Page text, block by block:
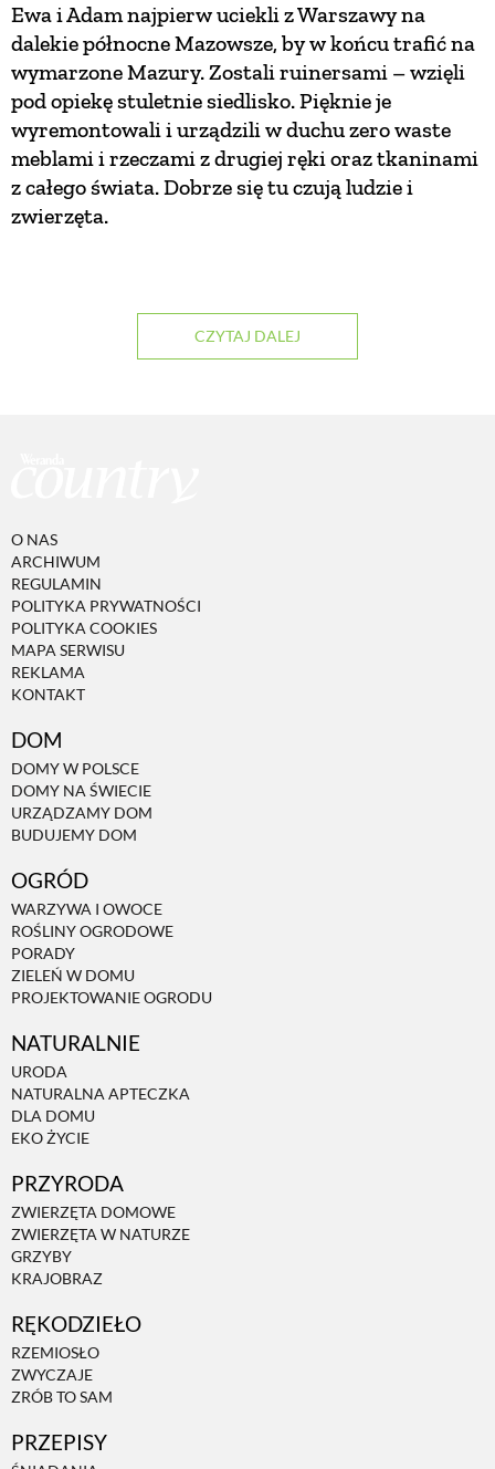
Ewa i Adam najpierw uciekli z Warszawy na
dalekie północne Mazowsze, by w końcu trafić na
wymarzone Mazury. Zostali ruinersami – wzięli
pod opiekę stuletnie siedlisko. Pięknie je
wyremontowali i urządzili w duchu zero waste
meblami i rzeczami z drugiej ręki oraz tkaninami
z całego świata. Dobrze się tu czują ludzie i
zwierzęta.
CZYTAJ DALEJ
O NAS
ARCHIWUM
REGULAMIN
POLITYKA PRYWATNOŚCI
POLITYKA COOKIES
MAPA SERWISU
REKLAMA
KONTAKT
DOM
DOMY W POLSCE
DOMY NA ŚWIECIE
URZĄDZAMY DOM
BUDUJEMY DOM
OGRÓD
WARZYWA I OWOCE
ROŚLINY OGRODOWE
PORADY
ZIELEŃ W DOMU
PROJEKTOWANIE OGRODU
NATURALNIE
URODA
NATURALNA APTECZKA
DLA DOMU
EKO ŻYCIE
PRZYRODA
ZWIERZĘTA DOMOWE
ZWIERZĘTA W NATURZE
GRZYBY
KRAJOBRAZ
RĘKODZIEŁO
RZEMIOSŁO
ZWYCZAJE
ZRÓB TO SAM
PRZEPISY
PRZEPISY
ŚNIADANIA
PRZYSTAWKI